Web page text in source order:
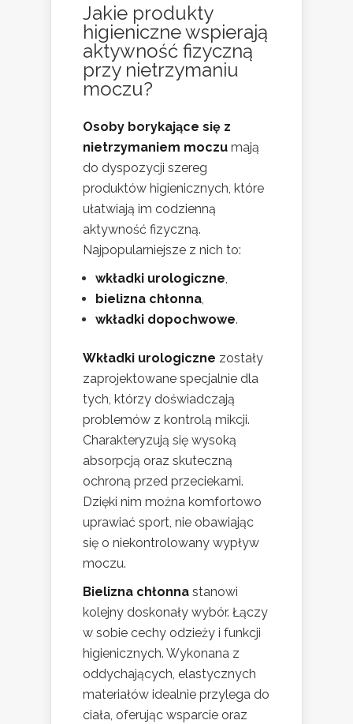
Jakie produkty
higieniczne wspierają
aktywność fizyczną
przy nietrzymaniu
moczu?
Osoby borykające się z
nietrzymaniem moczu mają
do dyspozycji szereg
produktów higienicznych, które
ułatwiają im codzienną
aktywność fizyczną.
Najpopularniejsze z nich to:
wkładki urologiczne
bielizna chłonna
wkładki dopochwowe.
Wkładki urologiczne zostały
zaprojektowane specjalnie dla
tych, którzy doświadczają
problemów z kontrolą mikcji.
Charakteryzują się wysoką
absorpcją oraz skuteczną
ochroną przed przeciekami.
Dzięki nim można komfortowo
uprawiać sport, nie obawiając
się o niekontrolowany wypływ
moczu.
Bielizna chłonna stanowi
kolejny doskonały wybór. Łączy
w sobie cechy odzieży i funkcji
higienicznych. Wykonana z
oddychających, elastycznych
materiałów idealnie przylega do
ciała, oferując wsparcie oraz